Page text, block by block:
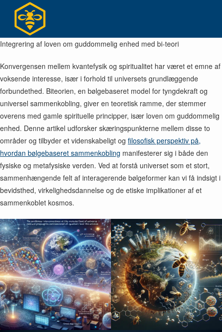
content
Integrering af loven om guddommelig enhed med bi-teori
Konvergensen mellem kvantefysik og spiritualitet har været et emne af
voksende interesse, især i forhold til universets grundlæggende
forbundethed. Biteorien, en bølgebaseret model for tyngdekraft og
universel sammenkobling, giver en teoretisk ramme, der stemmer
overens med gamle spirituelle principper, især loven om guddommelig
enhed. Denne artikel udforsker skæringspunkterne mellem disse to
områder og tilbyder et videnskabeligt og filosofisk perspektiv på,
hvordan bølgebaseret sammenkobling manifesterer sig i både den
fysiske og metafysiske verden. Ved at forstå universet som et stort,
sammenhængende felt af interagerende bølgeformer kan vi få indsigt i
bevidsthed, virkelighedsdannelse og de etiske implikationer af et
sammenkoblet kosmos.